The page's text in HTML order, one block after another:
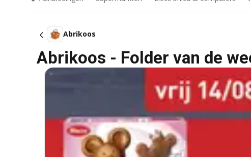
Abrikoos
Abrikoos - Folder van de